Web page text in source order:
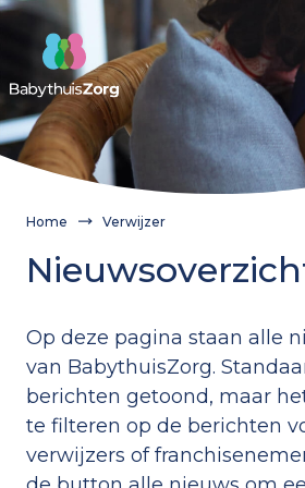
Over ons
Voor wie
Cliënt
Cliëntervaring
Onze medewerkers
Wanneer inzetten?
Waarom BabythuisZorg?
Onze medewerkers
Theorie en cijfers
Praktijkvoorbeelden
Franchisenemers
Gemeente
Route aanvragen
Nieuws
Werken bij
Contact
BabythuisZorg
Aanvragen
Onze
Verwijzer
Home Verwijzer
Op deze pagina staan alle
van BabythuisZorg.
berichten getoond, maar
te filteren op de berichten
verwijzers of